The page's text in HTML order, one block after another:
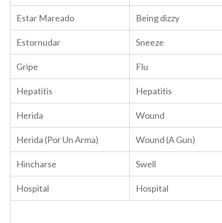
Estar Mareado Being dizzy
Estornudar Sneeze
Gripe Flu
Hepatitis Hepatitis
Herida Wound
Herida (Por Un Arma) Wound (A Gun)
Hincharse Swell
Hospital Hospital